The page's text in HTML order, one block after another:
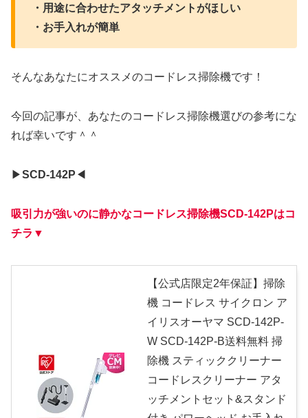
・用途に合わせたアタッチメントがほしい
・お手入れが簡単
そんなあなたにオススメのコードレス掃除機です！
今回の記事が、あなたのコードレス掃除機選びの参考にな
れば幸いです＾＾
▶︎SCD-142P ◀︎
吸引力が強いのに静かなコードレス掃除機SCD-142Pはコ
チラ▼
【公式店限定2年保証】掃除
機 コードレス サイクロン ア
イリスオーヤマ SCD-142P-
W SCD-142P-B送料無料 掃
除機 スティッククリーナー
コードレスクリーナー アタ
ッチメントセット&スタンド